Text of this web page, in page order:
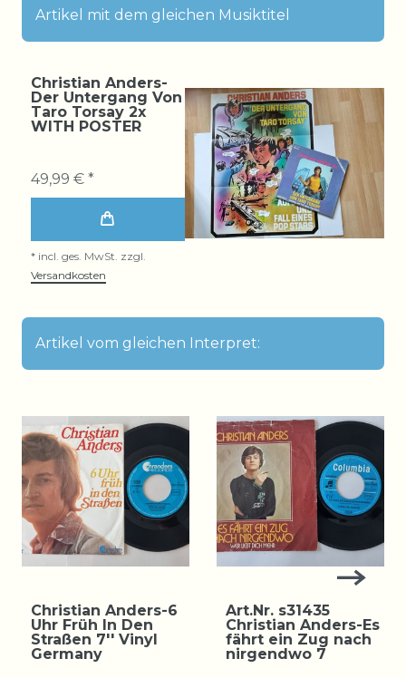
Artikel mit dem gleichen Musiktitel
Christian Anders-
Der Untergang Von
Taro Torsay 2x
WITH POSTER
49,99 € *
* incl. ges. MwSt. zzgl.
Versandkosten
Artikel vom gleichen Interpret:
Christian Anders-6
Uhr Früh In Den
Straßen 7'' Vinyl
Germany
Art.Nr. s31435
Christian Anders-Es
fährt ein Zug nach
nirgendwo 7